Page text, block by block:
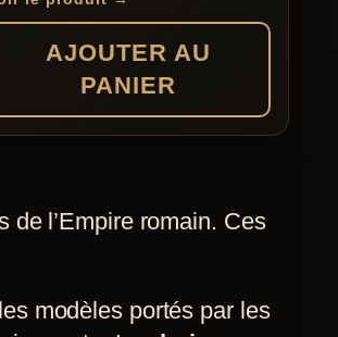
AJOUTER AU
PANIER
de l’Empire romain. Ces
modèles portés par les